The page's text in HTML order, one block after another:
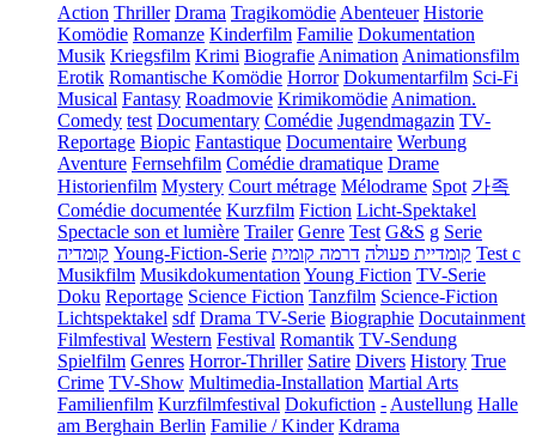
Action Thriller Drama Tragikomödie Abenteuer Historie
Komödie Romanze Kinderfilm Familie Dokumentation
Musik Kriegsfilm Krimi Biografie Animation Animationsfilm
Erotik Romantische Komödie Horror Dokumentarfilm Sci-Fi
Musical Fantasy Roadmovie Krimikomödie Animation.
Comedy test Documentary Comédie Jugendmagazin TV-
Reportage Biopic Fantastique Documentaire Werbung
Aventure Fernsehfilm Comédie dramatique Drame
Historienfilm Mystery Court métrage Mélodrame Spot 가족
Comédie documentée Kurzfilm Fiction Licht-Spektakel
Spectacle son et lumière Trailer Genre Test G&S g Serie
קומדיה Young-Fiction-Serie קומדיית פעולה דרמה קומית
Test c
Musikfilm Musikdokumentation Young Fiction TV-Serie
Doku Reportage Science Fiction Tanzfilm Science-Fiction
Lichtspektakel sdf Drama TV-Serie Biographie Docutainment
Filmfestival Western Festival Romantik TV-Sendung
Spielfilm Genres Horror-Thriller Satire Divers History True
Crime TV-Show Multimedia-Installation Martial Arts
Familienfilm Kurzfilmfestival Dokufiction - Austellung Halle
am Berghain Berlin Familie / Kinder Kdrama